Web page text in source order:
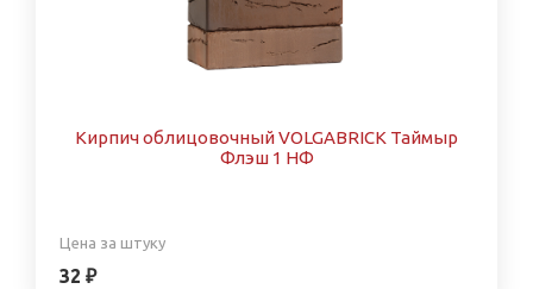
Кирпич облицовочный VOLGABRICK Таймыр
Флэш 1 НФ
Цена за штуку
32 ₽